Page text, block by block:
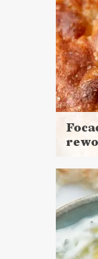
więcej
Czas
pracy
SOSY
TOP